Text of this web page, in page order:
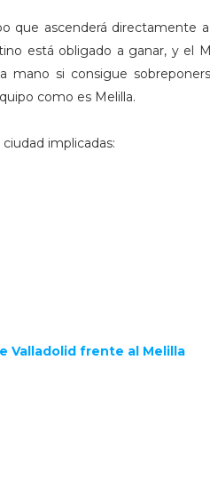
que ascenderá directamente
está obligado a ganar, y el
mano si consigue
como es Melilla.
implicadas:
Valladolid frente al Melilla